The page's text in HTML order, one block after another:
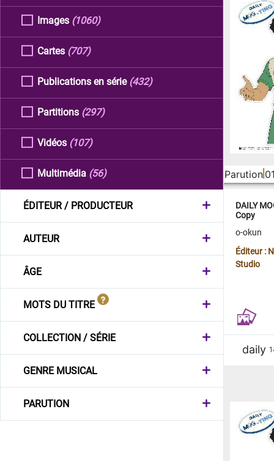
Images (1060)
Cartes (707)
Publications en série (432)
Partitions (297)
Vidéos (107)
Multimédia (56)
ÉDITEUR / PRODUCTEUR
AUTEUR
ÂGE
MOTS DU TITRE
COLLECTION / SÉRIE
GENRE MUSICAL
PARUTION
Parution
DAILY
Copy
o-okun
Éditeur :
Studio
daily